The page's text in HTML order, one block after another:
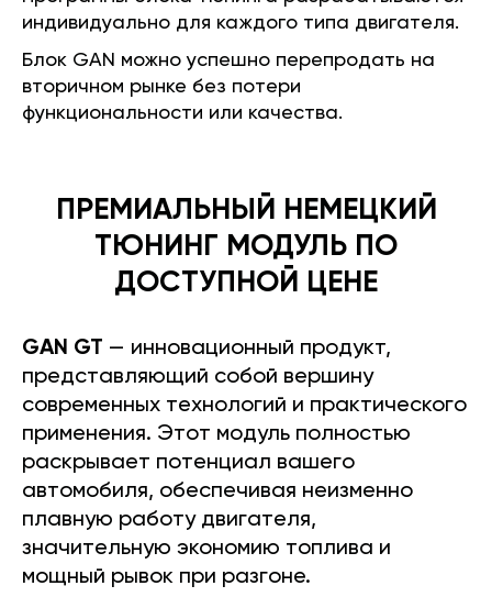
индивидуально для каждого типа двигателя.
Блок GAN можно успешно перепродать на
вторичном рынке без потери
функциональности или качества.
ПРЕМИАЛЬНЫЙ НЕМЕЦКИЙ
ТЮНИНГ МОДУЛЬ ПО
ДОСТУПНОЙ ЦЕНЕ
GAN GT — инновационный продукт,
представляющий собой вершину
современных технологий и практического
применения. Этот модуль полностью
раскрывает потенциал вашего
автомобиля, обеспечивая неизменно
плавную работу двигателя,
значительную экономию топлива и
мощный рывок при разгоне.